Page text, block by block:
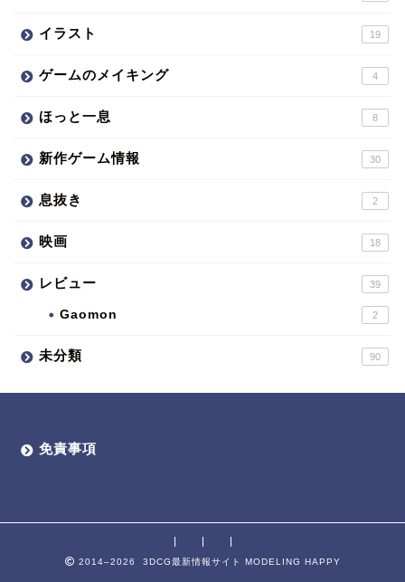
イラスト 19
ゲームのメイキング 4
ほっと一息 8
新作ゲーム情報 30
息抜き 2
映画 18
レビュー 39
Gaomon 2
未分類 90
免責事項
2014–2026 3DCG最新情報サイト MODELING HAPPY